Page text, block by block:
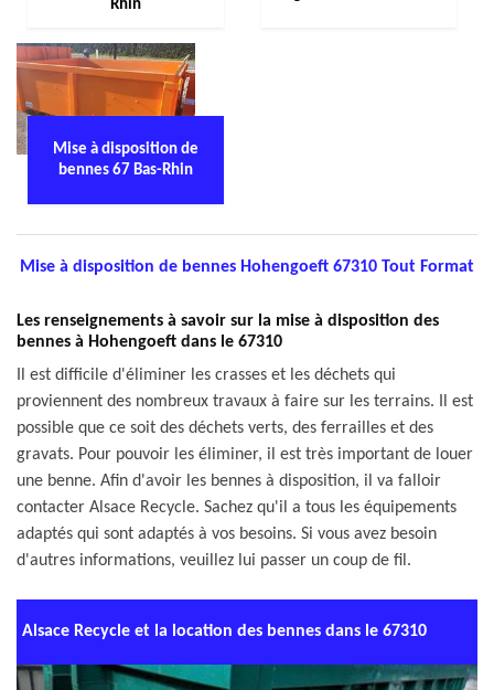
Rhin
Mise à disposition de
bennes 67 Bas-Rhin
Mise à disposition de bennes Hohengoeft 67310 Tout Format
Les renseignements à savoir sur la mise à disposition des
bennes à Hohengoeft dans le 67310
Il est difficile d'éliminer les crasses et les déchets qui
proviennent des nombreux travaux à faire sur les terrains. Il est
possible que ce soit des déchets verts, des ferrailles et des
gravats. Pour pouvoir les éliminer, il est très important de louer
une benne. Afin d'avoir les bennes à disposition, il va falloir
contacter Alsace Recycle. Sachez qu'il a tous les équipements
adaptés qui sont adaptés à vos besoins. Si vous avez besoin
d'autres informations, veuillez lui passer un coup de fil.
Alsace Recycle et la location des bennes dans le 67310